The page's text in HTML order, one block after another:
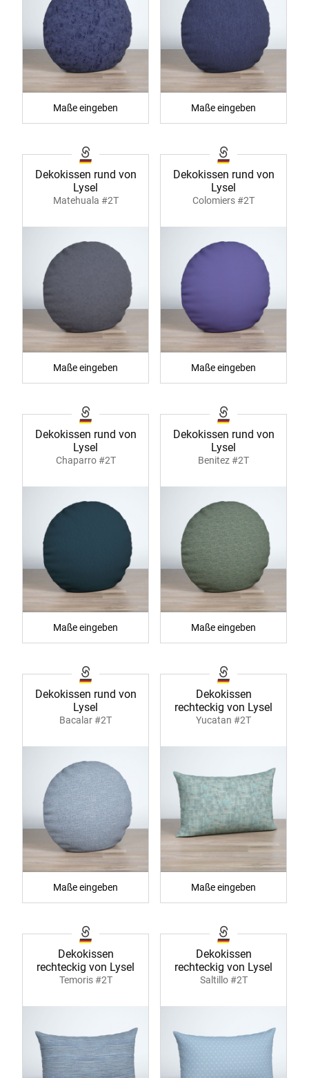
Maße eingeben Maße eingeben
Dekokissen rund von
Lysel
Matehuala #2T
Maße eingeben
Dekokissen rund von
Lysel
Colomiers #2T
Maße eingeben
Dekokissen rund von
Lysel
Chaparro #2T
Maße eingeben
Dekokissen rund von
Lysel
Benitez #2T
Maße eingeben
Dekokissen rund von
Lysel
Bacalar #2T
Maße eingeben
Dekokissen
rechteckig von Lysel
Yucatan #2T
Maße eingeben
Dekokissen
rechteckig von Lysel
Temoris #2T
Dekokissen
rechteckig von Lysel
Saltillo #2T